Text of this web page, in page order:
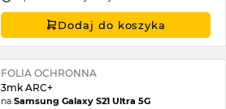
Dodaj do koszyka
FOLIA OCHRONNA
3mk ARC+
naSamsung Galaxy S21 Ultra 5G